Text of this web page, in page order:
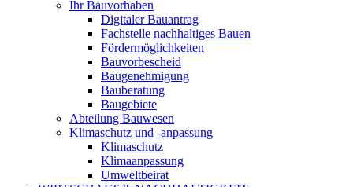
Ihr Bauvorhaben
Digitaler Bauantrag
Fachstelle nachhaltiges Bauen
Fördermöglichkeiten
Bauvorbescheid
Baugenehmigung
Bauberatung
Baugebiete
Abteilung Bauwesen
Klimaschutz und -anpassung
Klimaschutz
Klimaanpassung
Umweltbeirat